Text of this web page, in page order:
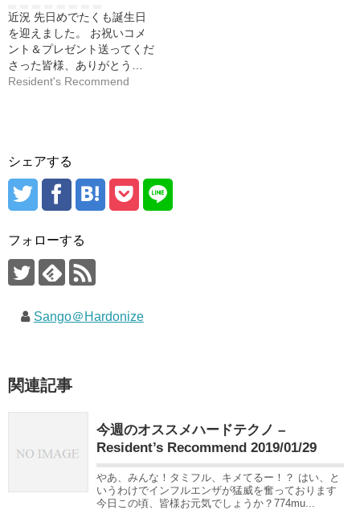
近況 先日めでたくも誕生日
を迎えました。 お祝いコメ
ント＆プレゼント送ってくだ
さった皆様、ありがとう…
Resident's Recommend
シェアする
フォローする
Sango＠Hardonize
関連記事
今週のオススメハードテクノ –
Resident’s Recommend 2019/01/29
やあ、みんな！タミフル、キメてるー！？ はい、と
いうわけでインフルエンザが猛威を奮っております
今日この頃、皆様お元気でしょうか？774mu...